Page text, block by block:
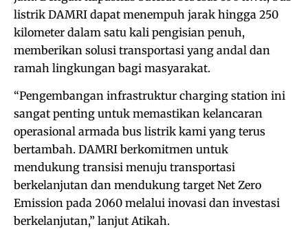
listrik DAMRI dapat menempuh jarak hingga 250
kilometer dalam satu kali pengisian penuh,
memberikan solusi transportasi yang andal dan
ramah lingkungan bagi masyarakat.
“Pengembangan infrastruktur charging station ini
sangat penting untuk memastikan kelancaran
operasional armada bus listrik kami yang terus
bertambah. DAMRI berkomitmen untuk
mendukung transisi menuju transportasi
berkelanjutan dan mendukung target Net Zero
Emission pada 2060 melalui inovasi dan investasi
berkelanjutan,” lanjut Atikah.